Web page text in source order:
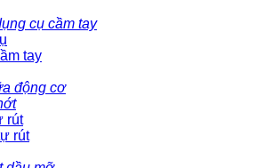
cụ cầm tay
tay
động cơ
rút
rút